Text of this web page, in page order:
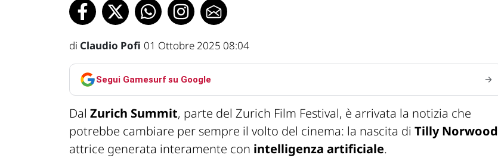
di Claudio Pofi 01 Ottobre 2025 08:04
Segui Gamesurf su Google
Dal Zurich Summit, parte del Zurich Film Festival, è arrivata la notizia che
potrebbe cambiare per sempre il volto del cinema: la nascita di Tilly Norwood
attrice generata interamente con intelligenza artificiale.